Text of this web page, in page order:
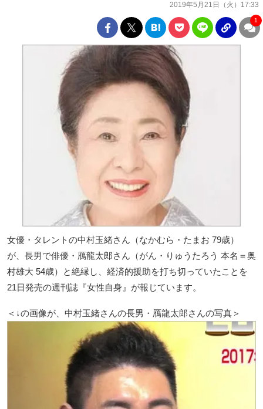
2019年5月21日（火）17:33
1
女優・タレントの中村玉緒さん（なかむら・たまお 79歳）
が、長男で俳優・鴈龍太郎さん（がん・りゅうたろう 本名＝奥
村雄大 54歳）と絶縁し、経済的援助を打ち切っていたことを
21日発売の週刊誌『女性自身』が報じています。
＜↓の画像が、中村玉緒さんの長男・鴈龍太郎さんの写真＞